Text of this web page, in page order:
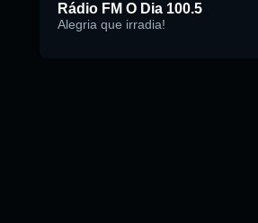
Rádio FM O Dia 100.5
Alegria que irradia!